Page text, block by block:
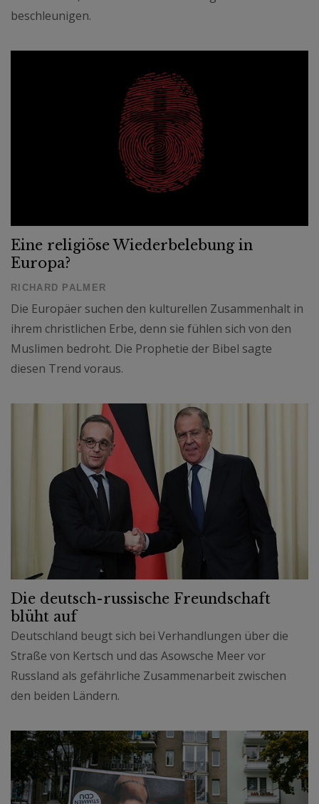
beschleunigen.
Eine religiöse Wiederbelebung in
Europa?
RICHARD PALMER
Die Europäer suchen den kulturellen Zusammenhalt in
ihrem christlichen Erbe, denn sie fühlen sich von den
Muslimen bedroht. Die Prophetie der Bibel sagte
diesen Trend voraus.
Die deutsch-russische Freundschaft
blüht auf
Deutschland beugt sich bei Verhandlungen über die
Straße von Kertsch und das Asowsche Meer vor
Russland als gefährliche Zusammenarbeit zwischen
den beiden Ländern.